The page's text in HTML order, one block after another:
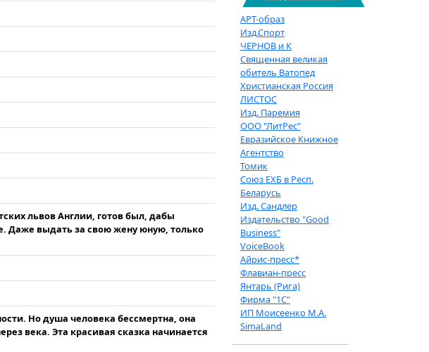
львов Англии, готов был, дабы
Даже выдать за свою жену юную, только
Но душа человека бессмертна, она
века. Эта красивая сказка начинается
АРТ-образ
Изд.Спорт
ЧЕРНОВ и К
Священная великая
обитель Ватопед
Христианская Россия
ЛИСТОС
Изд. Паремия
ООО "ЛитРес"
Евразийское Книжное
Агентство
Томик
Союз ЕХБ в Респ.
Беларусь
Изд. Сандлер
Издательство "Good
Business"
VoiceBook
Айрис-пресс*
Флавиан-пресс
Янтарь (Рига)
Фирма "1С"
ИП Моисеенко М.А.
SimaLand